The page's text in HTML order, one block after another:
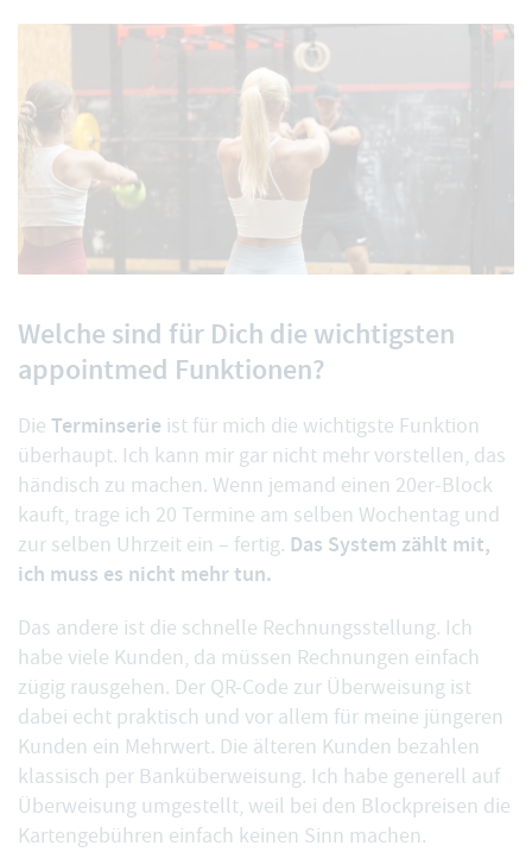
Welche sind für Dich die wichtigsten
appointmed Funktionen?
Die Terminserie ist für mich die wichtigste Funktion
überhaupt. Ich kann mir gar nicht mehr vorstellen, das
händisch zu machen. Wenn jemand einen 20er-Block
kauft, trage ich 20 Termine am selben Wochentag und
zur selben Uhrzeit ein – fertig. Das System zählt mit,
ich muss es nicht mehr tun.
Das andere ist die schnelle Rechnungsstellung. Ich
habe viele Kunden, da müssen Rechnungen einfach
zügig rausgehen. Der QR-Code zur Überweisung ist
dabei echt praktisch und vor allem für meine jüngeren
Kunden ein Mehrwert. Die älteren Kunden bezahlen
klassisch per Banküberweisung. Ich habe generell auf
Überweisung umgestellt, weil bei den Blockpreisen die
Kartengebühren einfach keinen Sinn machen.